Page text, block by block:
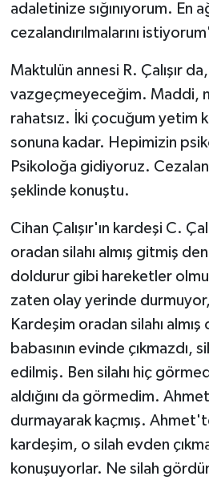
adaletinize sığınıyorum. En
cezalandırılmalarını
Maktulün annesi R. Çalışır
vazgeçmeyeceğim. Maddi,
rahatsız. İki çocuğum yetim
sonuna kadar. Hepimizin
Psikoloğa gidiyoruz.
şeklinde konuştu.
Cihan Çalışır'ın kardeşi C.
oradan silahı almış gitmiş
doldurur gibi hareketler
zaten olay yerinde
Kardeşim oradan silahı
babasının evinde çıkmazdı,
edilmiş. Ben silahı hiç
aldığını da görmedim.
durmayarak kaçmış.
kardeşim, o silah evden
konuşuyorlar. Ne silah